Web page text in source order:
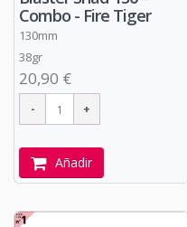
Combo - Fire Tiger
130mm
38gr
20,90 €
Añadir